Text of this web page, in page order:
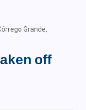
Grande,
off